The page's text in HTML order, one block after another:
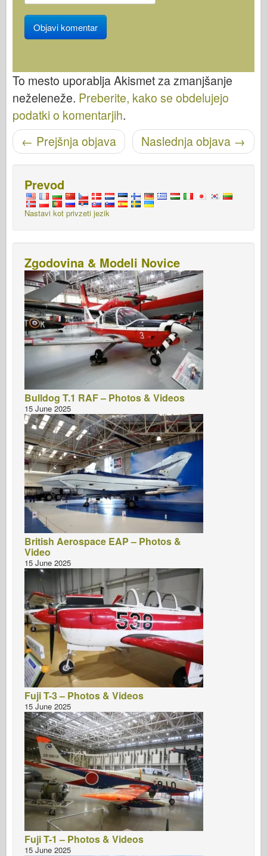
To mesto uporablja Akismet za zmanjšanje
neželeneže. Preberite, kako se obdelujejo
podatki o komentarjih.
Pošišci navigacijo Naslednja objava →
← Prejšnja objava
Prevod
Nastavi kot privzeti jezik
Zgodovina & Modeli Novice
Bulldog T.1 RAF – Photos & Videos
15 June 2025
British Aerospace EAP – Photos &
Video
15 June 2025
Fuji T-3 – Photos & Videos
15 June 2025
Fuji T-1 – Photos & Videos
15 June 2025